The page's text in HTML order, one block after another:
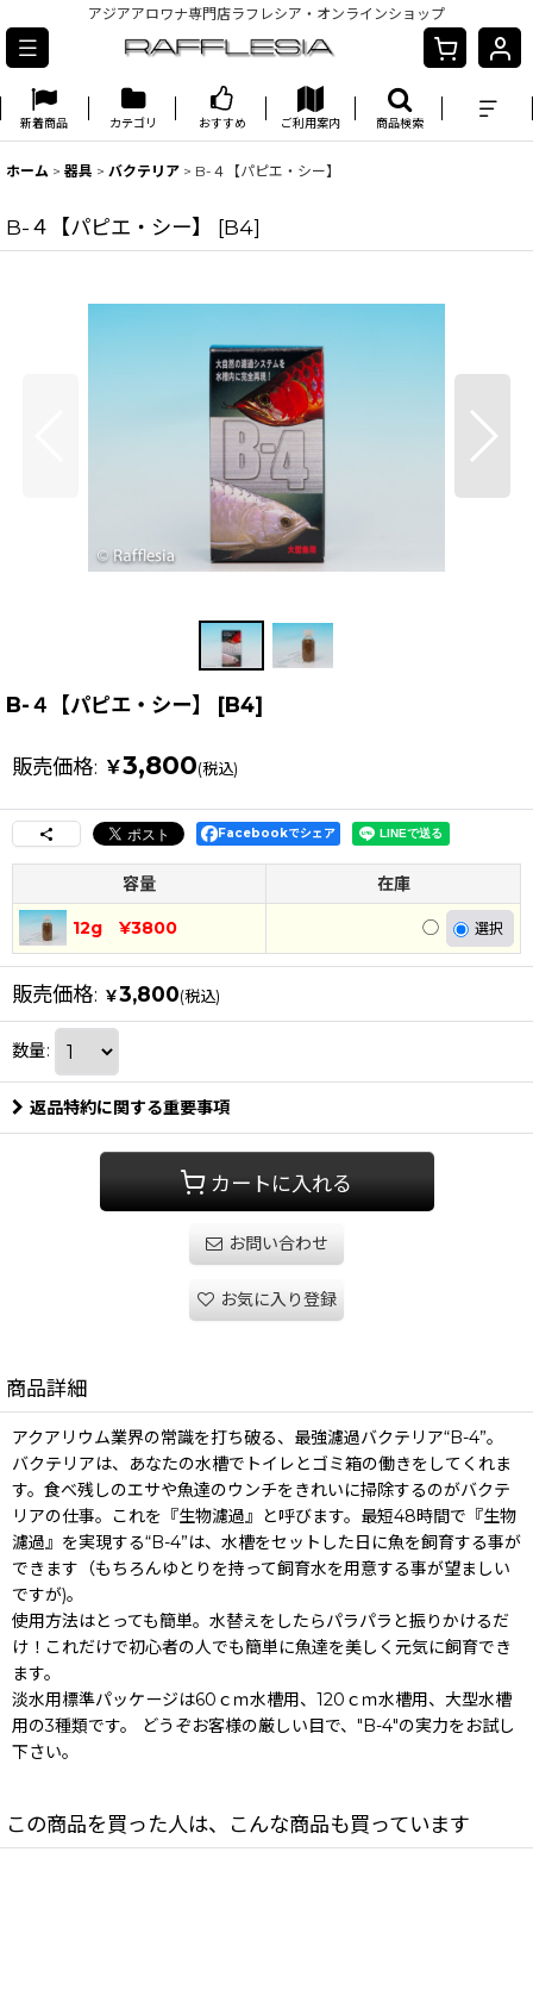
アジアアロワナ専門店ラフレシア・オンラインショップ
新着商品 カテゴリ おすすめ ご利用案内 商品検索
ホーム > 器具 > バクテリア > B-４【パピエ・シー】
B-４【パピエ・シー】 [B4]
B-４【パピエ・シー】 [B4]
販売価格: ￥3,800(税込)
Facebookでシェア
容量 在庫
12g ¥3800 ◯
販売価格: ￥3,800(税込)
数量:
返品特約に関する重要事項
カートに入れる
お問い合わせ
お気に入り登録
商品詳細
アクアリウム業界の常識を打ち破る、最強濾過バクテリア“B-4”。
バクテリアは、あなたの水槽でトイレとゴミ箱の働きをしてくれま
す。食べ残しのエサや魚達のウンチをきれいに掃除するのがバクテ
リアの仕事。これを『生物濾過』と呼びます。最短48時間で『生物
濾過』を実現する“B-4”は、水槽をセットした日に魚を飼育する事が
できます（もちろんゆとりを持って飼育水を用意する事が望ましい
ですが)。
使用方法はとっても簡単。水替えをしたらパラパラと振りかけるだ
け！これだけで初心者の人でも簡単に魚達を美しく元気に飼育でき
ます。
淡水用標準パッケージは60ｃｍ水槽用、120ｃｍ水槽用、大型水槽
用の3種類です。 どうぞお客様の厳しい目で、"B-4"の実力をお試し
下さい。
この商品を買った人は、こんな商品も買っています